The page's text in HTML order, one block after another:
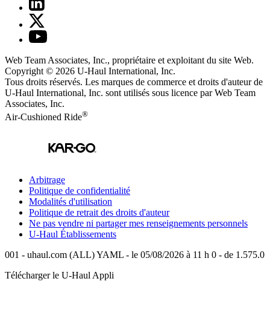
Web Team Associates, Inc., propriétaire et exploitant du site Web.
Copyright © 2026 U-Haul International, Inc.
Tous droits réservés. Les marques de commerce et droits d'auteur de
U-Haul International, Inc. sont utilisés sous licence par Web Team
Associates, Inc.
Air-Cushioned Ride®
Arbitrage
Politique de confidentialité
Modalités d'utilisation
Politique de retrait des droits d'auteur
Ne pas vendre ni partager mes renseignements personnels
U-Haul Établissements
001 - uhaul.com (ALL) YAML - le 05/08/2026 à 11 h 0 - de 1.575.0
Télécharger le U-Haul Appli